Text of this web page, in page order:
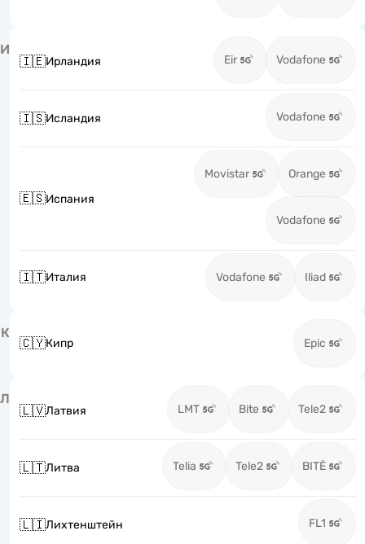
И
🇮🇪Ирландия Eir Vodafone
🇮🇸Исландия Vodafone
🇪🇸Испания
Movistar Orange
Vodafone
🇮🇹Италия Vodafone Iliad
К
🇨🇾Кипр Epic
Л
🇱🇻Латвия LMT Bite Tele2
🇱🇹Литва Telia Tele2 BITĖ
🇱🇮Лихтенштейн FL1